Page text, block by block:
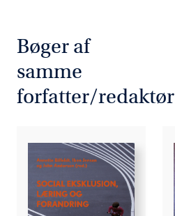
Bøger af
samme
forfatter/redaktør